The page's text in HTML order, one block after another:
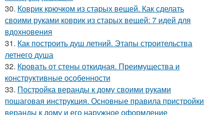
30. Коврик крючком из старых вещей. Как сделать
своими руками коврик из старых вещей: 7 идей для
вдохновения
31. Как построить душ летний. Этапы строительства
летнего душа
32. Кровать от стены откидная. Преимущества и
конструктивные особенности
33. Постройка веранды к дому своими руками
пошаговая инструкция. Основные правила пристройки
веранды к дому и его наружное оформление